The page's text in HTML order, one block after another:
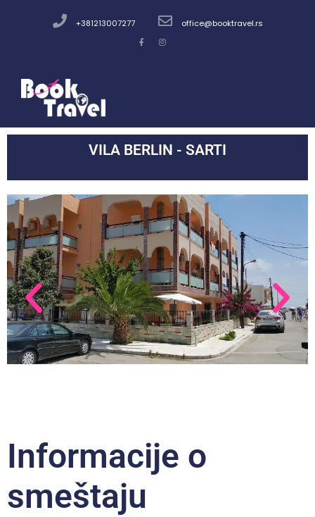
+381213007277 office@booktravel.rs
VILA BERLIN - SARTI
Informacije o
smeštaju